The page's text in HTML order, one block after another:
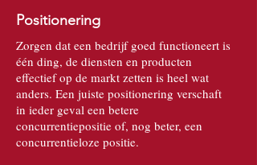
Positionering
Zorgen dat een bedrijf goed functioneert is
één ding, de diensten en producten
effectief op de markt zetten is heel wat
anders. Een juiste positionering verschaft
in ieder geval een betere
concurrentiepositie of, nog beter, een
concurrentieloze positie.